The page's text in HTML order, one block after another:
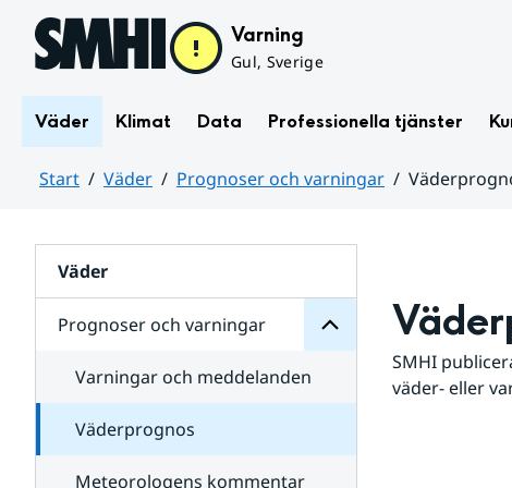
Hoppa till sidans innehåll Varning
Gul, Sverige
Väder Klimat Data Professionella tjänster
Start Väder Prognoser och varningar
Väder
Prognoser och varningar
för
varningar
Varningar och meddelanden
Väderprognos
Meteorologens kommentar
SMHI
väder- eller